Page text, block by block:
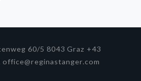
60/5 8043 Graz +43
office@reginastanger.com